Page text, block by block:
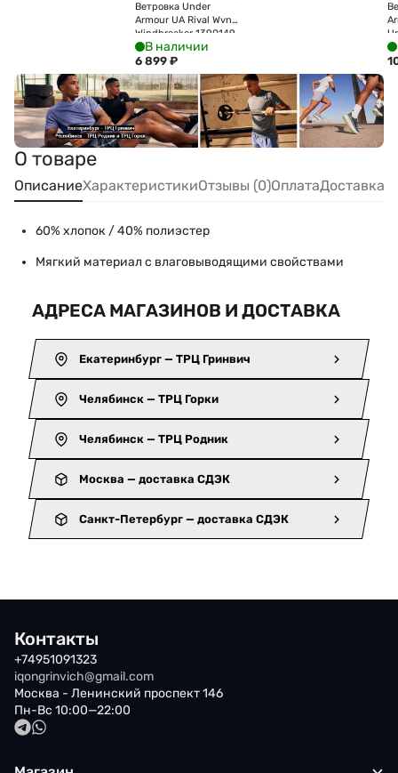
Ветровка Under
Armour UA Rival Wvn
Windbreaker 1390149-
410В наличии
6 899 ₽
О товаре
ОписаниеХарактеристикиОтзывы (0)ОплатаДоставка
60% хлопок / 40% полиэстер
Мягкий материал с влаговыводящими свойствами
АДРЕСА МАГАЗИНОВ И ДОСТАВКА
Екатеринбург — ТРЦ Гринвич
Челябинск — ТРЦ Горки
Челябинск — ТРЦ Родник
Москва — доставка СДЭК
Санкт-Петербург — доставка СДЭК
Контакты
+74951091323
iqongrinvich@gmail.com
Москва - Ленинский проспект 146
Пн-Вс 10:00—22:00